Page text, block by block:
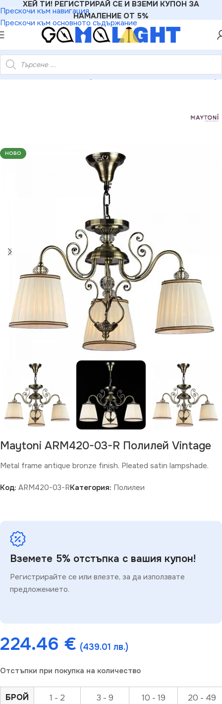
Прескочи към навигация
Прескочи към основното съдържание
ХЕЙ ТИ! РЕГИСТРИРАЙ СЕ И ВЗЕМИ КУПОН ЗА
НАМАЛЕНИЕ ОТ 5%
»Полилеи»Maytoni ARM420-03-R Полилей Vintage
НОВО
Maytoni ARM420-03-R Полилей Vintage
Metal frame antique bronze finish. Pleated satin lampshade.
Код: ARM420-03-RКатегория: Полилеи
Вземете 5% отстъпка с вашия купон!
Регистрирайте се или влезте, за да използвате
предложението.
224.46 € (439.01 лв.)
Отстъпки при покупка на количество
БРОЙ 1 - 2 3 - 9 10 - 19 20 - 49